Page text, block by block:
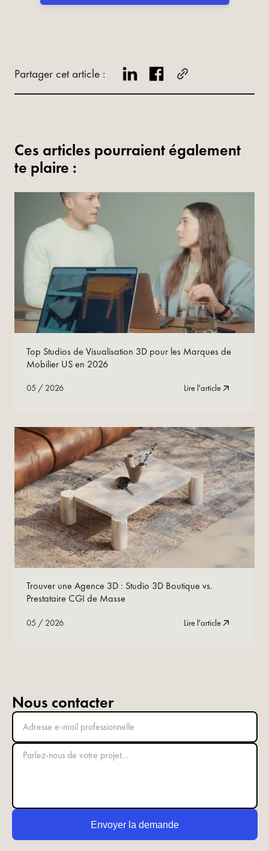
Partager cet article :
Ces articles pourraient également
te plaire :
Lire maintenant
Top Studios de Visualisation 3D pour les Marques de
Mobilier US en 2026
05 / 2026 Lire l'article
Trouver une Agence 3D : Studio 3D Boutique vs.
Prestataire CGI de Masse
05 / 2026 Lire l'article
Nous contacter